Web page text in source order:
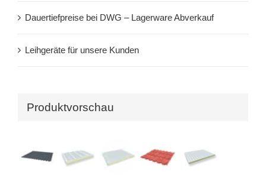
Dauertiefpreise bei DWG – Lagerware Abverkauf
Leihgeräte für unsere Kunden
Produktvorschau